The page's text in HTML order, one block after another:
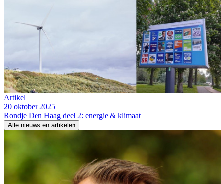
Artikel
20 oktober 2025
Rondje Den Haag deel 2: energie & klimaat
Alle nieuws en artikelen